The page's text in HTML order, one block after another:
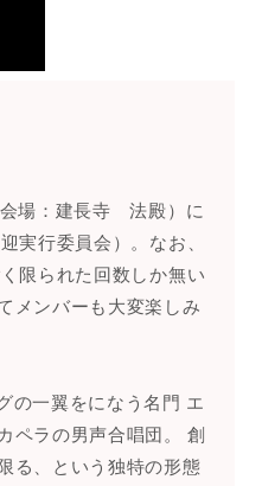
場：建長寺 法殿）に
実行委員会）。なお、
限られた回数しか無い
メンバーも大変楽しみ
の一翼をになう名門 エ
ペラの男声合唱団。 創
る、という独特の形態